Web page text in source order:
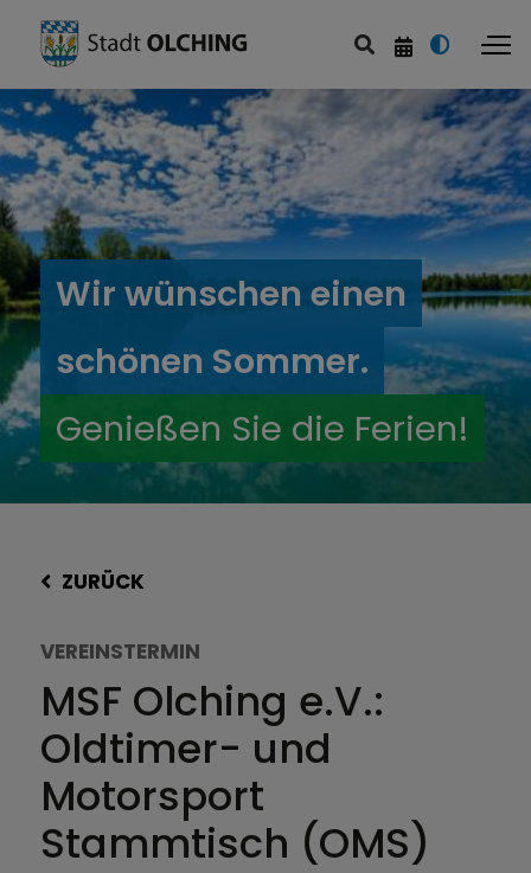
Wir wünschen einen
schönen Sommer.
Genießen Sie die Ferien!
ZURÜCK
VEREINSTERMIN
MSF Olching e.V.:
Oldtimer- und
Motorsport
Stammtisch (OMS)